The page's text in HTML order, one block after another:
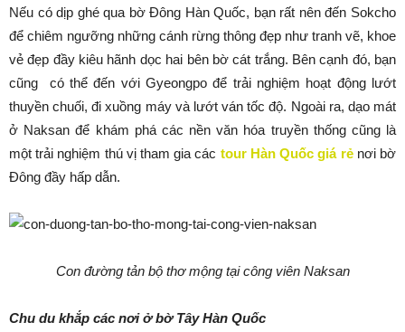
Nếu có dịp ghé qua bờ Đông Hàn Quốc, bạn rất nên đến Sokcho
để chiêm ngưỡng những cánh rừng thông đẹp như tranh vẽ, khoe
vẻ đẹp đầy kiêu hãnh dọc hai bên bờ cát trắng. Bên cạnh đó, bạn
cũng có thể đến với Gyeongpo để trải nghiệm hoạt động lướt
thuyền chuối, đi xuồng máy và lướt ván tốc độ. Ngoài ra, dạo mát
ở Naksan để khám phá các nền văn hóa truyền thống cũng là
một trải nghiệm thú vị tham gia các tour Hàn Quốc giá rẻnơi bờ
Đông đầy hấp dẫn.
Con đường tản bộ thơ mộng tại công viên Naksan
Chu du khắp các nơi ở bờ Tây Hàn Quốc